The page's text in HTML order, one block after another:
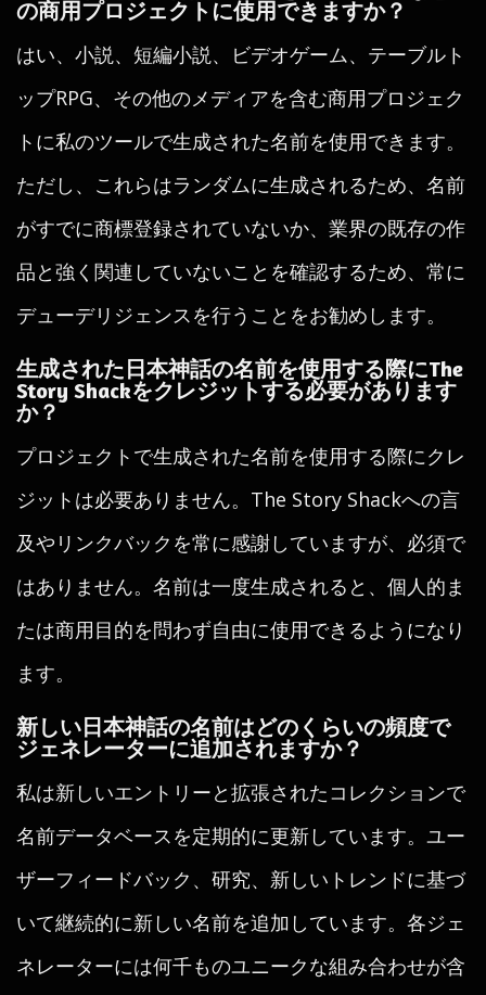
の商用プロジェクトに使用できますか？
はい、小説、短編小説、ビデオゲーム、テーブルト
ップRPG、その他のメディアを含む商用プロジェク
トに私のツールで生成された名前を使用できます。
ただし、これらはランダムに生成されるため、名前
がすでに商標登録されていないか、業界の既存の作
品と強く関連していないことを確認するため、常に
デューデリジェンスを行うことをお勧めします。
生成された日本神話の名前を使用する際にThe
Story Shackをクレジットする必要があります
か？
プロジェクトで生成された名前を使用する際にクレ
ジットは必要ありません。The Story Shackへの言
及やリンクバックを常に感謝していますが、必須で
はありません。名前は一度生成されると、個人的ま
たは商用目的を問わず自由に使用できるようになり
ます。
新しい日本神話の名前はどのくらいの頻度で
ジェネレーターに追加されますか？
私は新しいエントリーと拡張されたコレクションで
名前データベースを定期的に更新しています。ユー
ザーフィードバック、研究、新しいトレンドに基づ
いて継続的に新しい名前を追加しています。各ジェ
ネレーターには何千ものユニークな組み合わせが含